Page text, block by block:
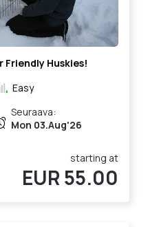
Friendly Huskies!
Easy
Seuraava:
Mon 03.Aug'26
starting at
EUR 55.00